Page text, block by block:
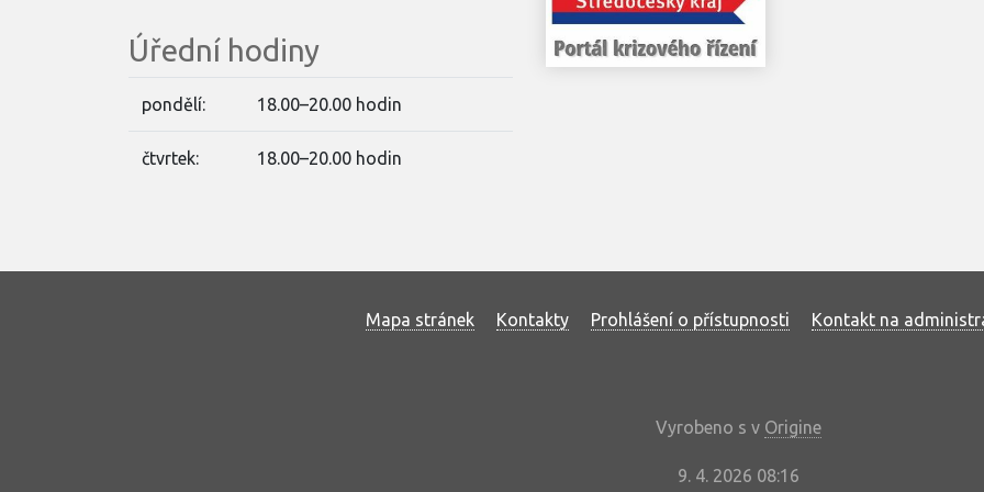
Úřední hodiny
pondělí: 18.00–20.00 hodin
čtvrtek: 18.00–20.00 hodin
Mapa stránek Kontakty Prohlášení o přístupnosti Kontakt na
Vyrobeno s v Origine
9. 4. 2026 08:16